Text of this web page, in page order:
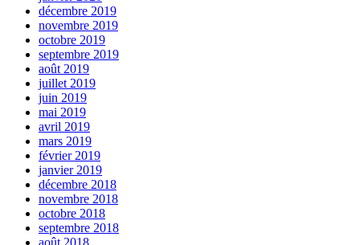
décembre 2019
novembre 2019
octobre 2019
septembre 2019
août 2019
juillet 2019
juin 2019
mai 2019
avril 2019
mars 2019
février 2019
janvier 2019
décembre 2018
novembre 2018
octobre 2018
septembre 2018